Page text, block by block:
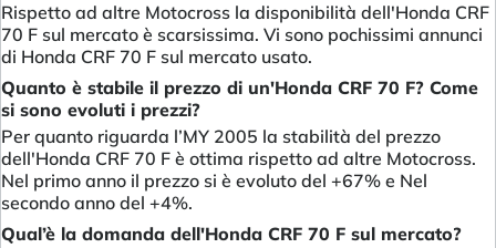
Rispetto ad altre Motocross la disponibilità dell'Honda CRF
70 F sul mercato è scarsissima. Vi sono pochissimi annunci
di Honda CRF 70 F sul mercato usato.
Quanto è stabile il prezzo di un'Honda CRF 70 F? Come
si sono evoluti i prezzi?
Per quanto riguarda l’MY 2005 la stabilità del prezzo
dell'Honda CRF 70 F è ottima rispetto ad altre Motocross.
Nel primo anno il prezzo si è evoluto del +67% e Nel
secondo anno del +4%.
Qual’è la domanda dell'Honda CRF 70 F sul mercato?